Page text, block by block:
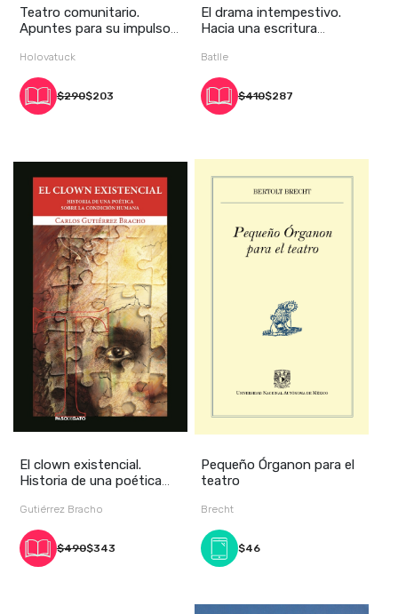
Teatro comunitario.
Apuntes para su impulso,
Holovatuck
$290$203
El drama intempestivo.
Hacia una escritura
Batlle
$410$287
El clown existencial.
Historia de una poética
Gutiérrez Bracho
$490$343
Pequeño Órganon para el
teatro
Brecht
$46